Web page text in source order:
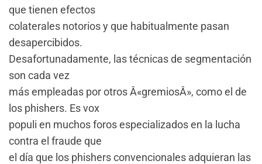
que tienen efectos
colaterales notorios y que habitualmente pasan
desapercibidos.
Desafortunadamente, las técnicas de segmentación
son cada vez
más empleadas por otros Â«gremiosÂ», como el de
los phishers. Es vox
populi en muchos foros especializados en la lucha
contra el fraude que
el día que los phishers convencionales adquieran las